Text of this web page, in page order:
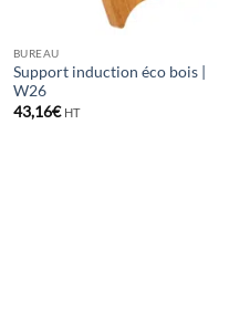
BUREAU
Support induction éco bois |
W26
43,16€ HT